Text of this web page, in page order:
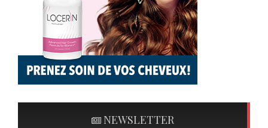
NEWSLETTER